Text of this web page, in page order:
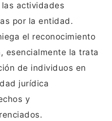
actividades
por la entidad.
el reconocimiento
esencialmente la trata
de individuos en
jurídica
y